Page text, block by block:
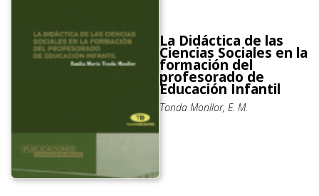
La Didáctica de las
Ciencias Sociales en la
formación del
profesorado de
Educación Infantil
Tonda Monllor, E. M.